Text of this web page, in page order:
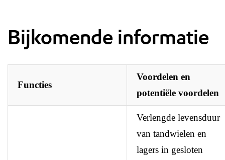
Bijkomende informatie
Functies
Voordelen en
potentiële voordelen
Verlengde levensduur
van tandwielen en
lagers in gesloten